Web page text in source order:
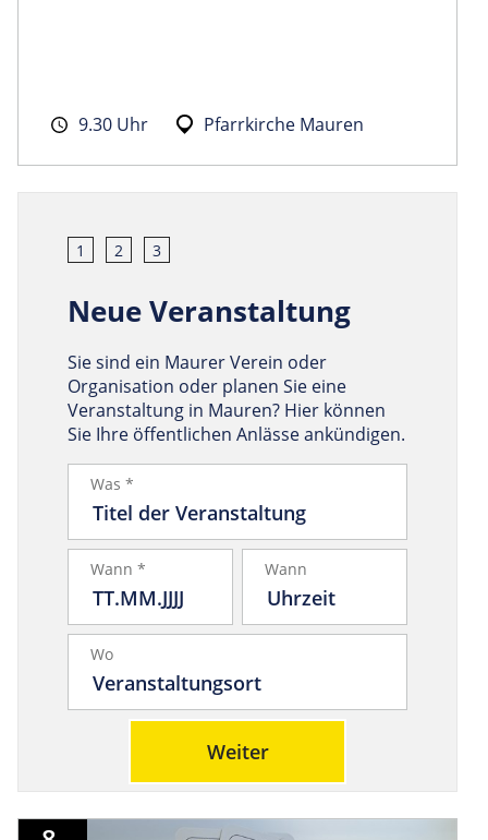
9.30 Uhr Pfarrkirche Mauren
1 2 3
Neue Veranstaltung
Sie sind ein Maurer Verein oder
Organisation oder planen Sie eine
Veranstaltung in Mauren? Hier können
Sie Ihre öffentlichen Anlässe ankündigen.
Was *
Wann * Wann
Wo
Weiter